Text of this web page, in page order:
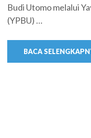
Budi Utomo melalui
(YPBU) …
BACA